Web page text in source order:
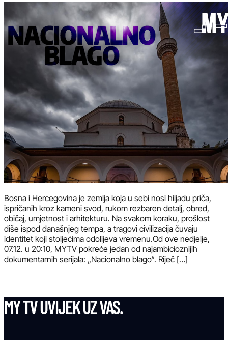
Bosna i Hercegovina je zemlja koja u sebi nosi hiljadu priča,
ispričanih kroz kameni svod, rukom rezbaren detalj, obred,
običaj, umjetnost i arhitekturu. Na svakom koraku, prošlost
diše ispod današnjeg tempa, a tragovi civilizacija čuvaju
identitet koji stoljećima odolijeva vremenu.Od ove nedjelje,
07.12. u 20:10, MYTV pokreće jedan od najambicioznijih
dokumentarnih serijala: „Nacionalno blago“. Riječ […]
MY TV UVIJEK UZ VAS.